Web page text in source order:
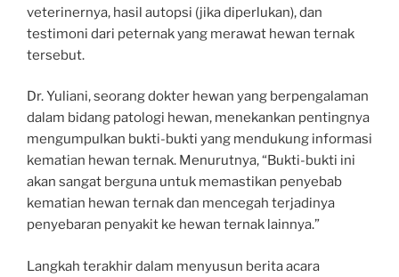
veterinernya, hasil autopsi (jika diperlukan), dan
testimoni dari peternak yang merawat hewan ternak
tersebut.
Dr. Yuliani, seorang dokter hewan yang berpengalaman
dalam bidang patologi hewan, menekankan pentingnya
mengumpulkan bukti-bukti yang mendukung informasi
kematian hewan ternak. Menurutnya, “Bukti-bukti ini
akan sangat berguna untuk memastikan penyebab
kematian hewan ternak dan mencegah terjadinya
penyebaran penyakit ke hewan ternak lainnya.”
Langkah terakhir dalam menyusun berita acara